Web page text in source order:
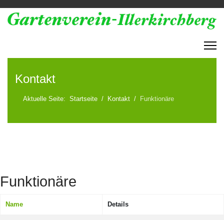
Kontakt
Aktuelle Seite: Startseite Kontakt Funktionäre
Funktionäre
Name Details